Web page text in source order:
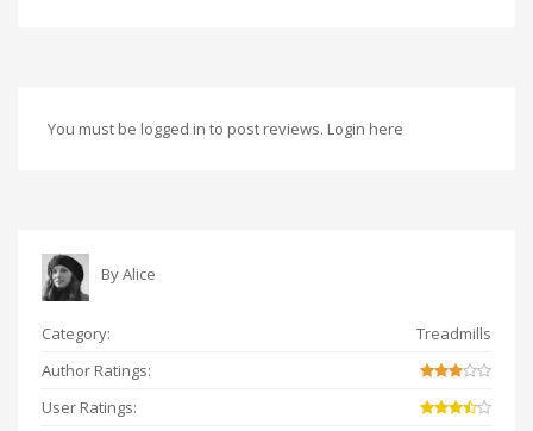
You must be logged in to post reviews. Login here
ByAlice
Category:
Treadmills
Author Ratings:
User Ratings: